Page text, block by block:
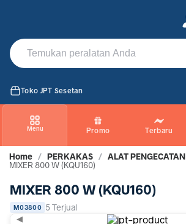
Toko JPT Sesetan
Menu Promo Terbaru
Home / PERKAKAS / ALAT PENGECATAN
MIXER 800 W (KQU160)
◀
MIXER 800 W (KQU160)
M03800 5 Terjual